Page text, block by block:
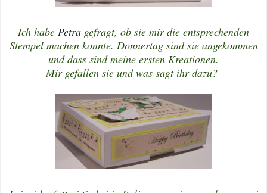
Ich habe Petra gefragt, ob sie mir die entsprechenden
Stempel machen konnte. Donnertag sind sie angekommen
und dass sind meine ersten Kreationen.
Mir gefallen sie und was sagt ihr dazu?